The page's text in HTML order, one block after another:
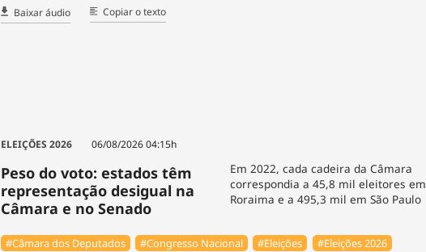
Baixar áudio Copiar o texto
ELEIÇÕES 2026 06/08/2026 04:15h
Peso do voto: estados têm
representação desigual na
Câmara e no Senado
Em 2022, cada cadeira da Câmara
correspondia a 45,8 mil eleitores em
Roraima e a 495,3 mil em São Paulo
#Câmara dos Deputados #Congresso Nacional #Eleições
#Eleições 2026